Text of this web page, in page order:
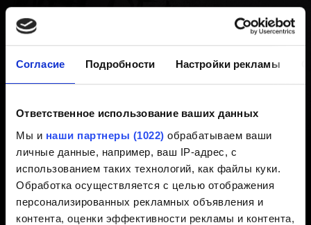
Согласие Подробности Настройки рекламы
Ответственное использование ваших данных
Мы и наши партнеры (1022) обрабатываем ваши
личные данные, например, ваш IP-адрес, с
использованием таких технологий, как файлы куки.
Обработка осуществляется с целью отображения
персонализированных рекламных объявления и
контента, оценки эффективности рекламы и контента,
PROJEKT RED в России и
Создано 4 года назад Обновлено 4 года назад
Вы можете ознакомиться с ответами на вопросы о
работе игр CD PROJEKT RED в России и Беларуси
здесь.